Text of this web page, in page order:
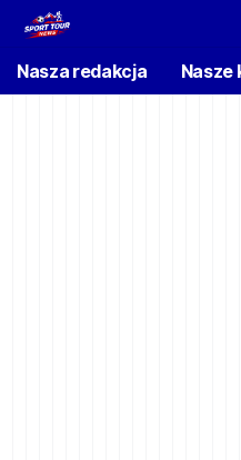
Nasza redakcja Nasze